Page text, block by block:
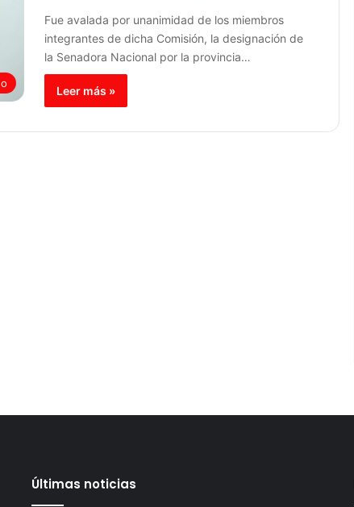
Fue avalada por unanimidad de los miembros
integrantes de dicha Comisión, la designación de
la Senadora Nacional por la provincia…
Leer más »
Últimas noticias